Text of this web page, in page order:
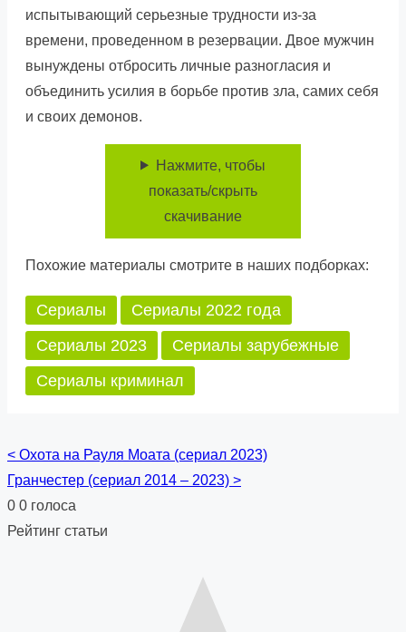
испытывающий серьезные трудности из-за
времени, проведенном в резервации. Двое мужчин
вынуждены отбросить личные разногласия и
объединить усилия в борьбе против зла, самих себя
и своих демонов.
Нажмите, чтобы
показать/скрыть
скачивание
Похожие материалы смотрите в наших подборках:
Сериалы
Сериалы 2022 года
Сериалы 2023
Сериалы зарубежные
Сериалы криминал
Posts
navigation
< Охота на Рауля Моата (сериал 2023)
Гранчестер (сериал 2014 – 2023) >
0 0 голоса
Рейтинг статьи